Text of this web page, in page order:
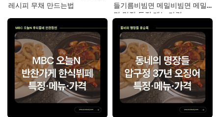
레시피 무채 만드는법
들기름비빔면 메밀비빔면 메밀
면 맛집 특징·메뉴·가격